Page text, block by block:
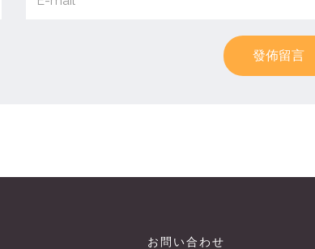
發佈留言
お問い合わせ